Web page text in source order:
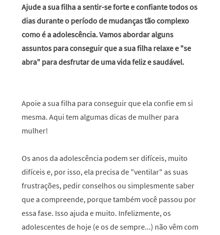
Ajude a sua filha a sentir-se forte e confiante todos os
dias durante o período de mudanças tão complexo
como é a adolescência. Vamos abordar alguns
assuntos para conseguir que a sua filha relaxe e "se
abra" para desfrutar de uma vida feliz e saudável.
Apoie a sua filha para conseguir que ela confie em si
mesma. Aqui tem algumas dicas de mulher para
mulher!
Os anos da adolescência podem ser difíceis, muito
difíceis e, por isso, ela precisa de "ventilar" as suas
frustrações, pedir conselhos ou simplesmente saber
que a compreende, porque também você passou por
essa fase. Isso ajuda e muito. Infelizmente, os
adolescentes de hoje (e os de sempre...) não vêm com